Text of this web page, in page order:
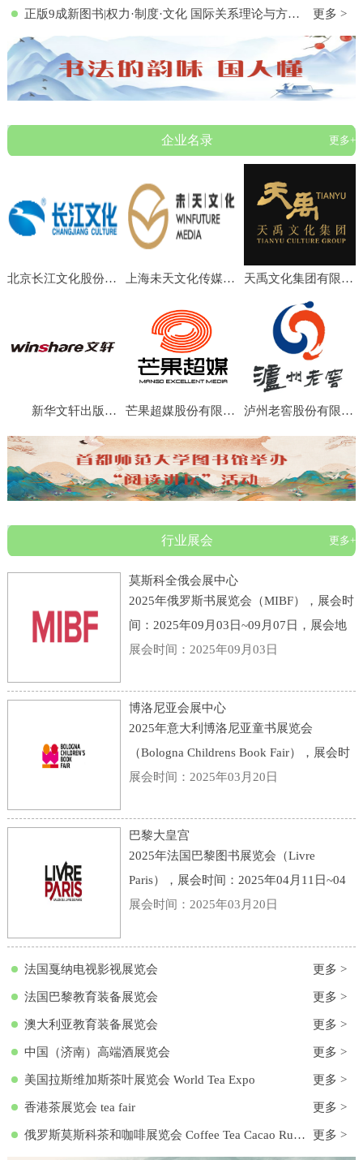
正版9成新图书|权力·制度·文化 国际关系理论与方法研究文集(第 更多 >
企业名录 更多+
北京长江文化股份有限公司 上海未天文化传媒有限公司 天禹文化集团有限公司
新华文轩出版传媒股份有限公司 芒果超媒股份有限公司 泸州老窖股份有限公司
行业展会 更多+
莫斯科全俄会展中心
2025年俄罗斯书展览会（MIBF），展会时
间：2025年09月03日~09月07日，展会地
点：俄罗斯-莫斯科-119 Prospekt Mira,
LITERATURA PUBLI
展会时间：2025年09月03日
博洛尼亚会展中心
2025年意大利博洛尼亚童书展览会
（Bologna Childrens Book Fair），展会时
间：2025年03月31日~04月03日，展会地
中心
展会时间：2025年03月20日
巴黎大皇宫
2025年法国巴黎图书展览会（Livre
Paris），展会时间：2025年04月11日~04
月13日，展会地点：法国-巴黎-3 Avenue
期
展会时间：2025年03月20日
法国戛纳电视影视展览会 更多 >
法国巴黎教育装备展览会 更多 >
澳大利亚教育装备展览会 更多 >
中国（济南）高端酒展览会 更多 >
美国拉斯维加斯茶叶展览会 World Tea Expo 更多 >
香港茶展览会 tea fair 更多 >
俄罗斯莫斯科茶和咖啡展览会 Coffee Tea Cacao Russian Expo 更多 >